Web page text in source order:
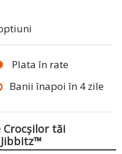
Plata în rate
Banii înapoi în 4 zile
Crocșilor tăi